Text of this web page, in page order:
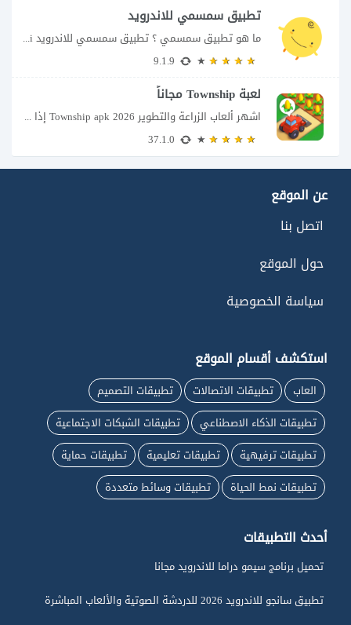
تطبيق سمسمي للاندرويد
ما هو تطبيق سمسمي ؟ تطبيق سمسمي للاندرويد SimSimi هو برنامج دردشة افتراضية يسمح...
لعبة Township مجاناً
اشهر ألعاب الزراعة والتطوير Township apk 2026 إذا كنت تحب ألعاب الزراعة وبناء المدن،...
عن الموقع
اتصل بنا
حول الموقع
سياسة الخصوصية
استكشف أقسام الموقع
العاب تطبيقات الاتصالات
تطبيقات التصميم
تطبيقات الذكاء الاصطناعي
تطبيقات الشبكات الاجتماعية
تطبيقات ترفيهية
تطبيقات تعليمية
تطبيقات حماية
تطبيقات نمط الحياة
تطبيقات وسائط متعددة
أحدث التطبيقات
تحميل برنامج سيمو دراما للاندرويد مجانا
تطبيق سانجو للاندرويد 2026 للدردشة الصوتية والألعاب المباشرة